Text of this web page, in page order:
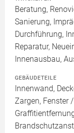
Beratung,
Sanierung,
Durchführung,
Reparatur,
Innenausbau,
GEBÄUDETEILE
Innenwand,
Zargen, Fenster